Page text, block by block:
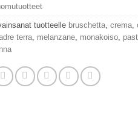
tuotteelle bruschetta, crema,
terra, melanzane, monakoiso,